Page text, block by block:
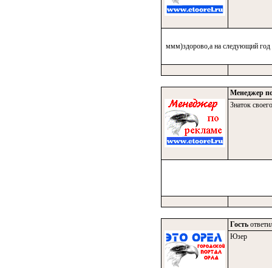
ммм)здорово,а на следующий год
Менеджер
Знаток
Гость
Юзер